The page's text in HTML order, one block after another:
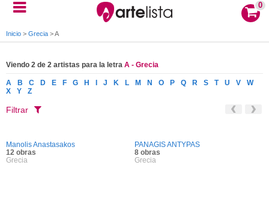
0
Inicio > Grecia >A
Viendo 2 de 2 artistas para la letra A - Grecia
A B C D E F G H J K L M N O P Q R S T U V
W
X
Y Z
Filtrar
Manolis Anastasakos
12 obras
Grecia
PANAGIS ANTYPAS
8 obras
Grecia